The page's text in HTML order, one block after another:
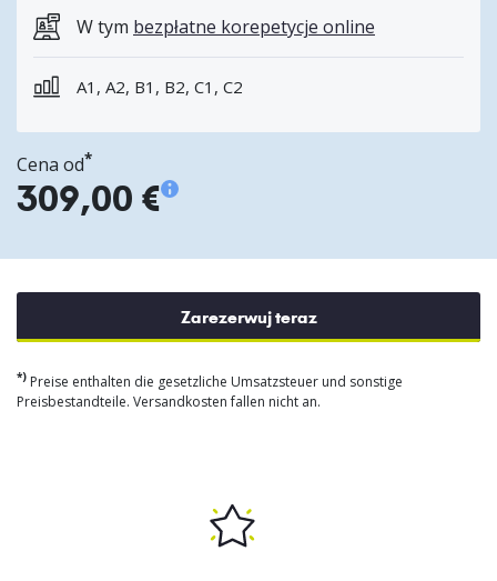
W tym bezpłatne korepetycje online
A1, A2, B1, B2, C1, C2
Cena od*
309,00 €
Zarezerwuj teraz
*) Preise enthalten die gesetzliche Umsatzsteuer und sonstige
Preisbestandteile. Versandkosten fallen nicht an.